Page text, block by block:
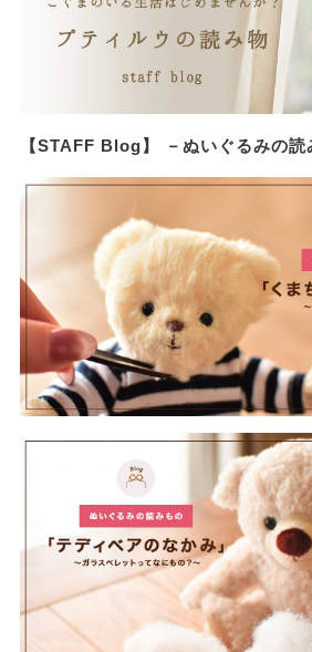
【STAFF Blog】 －ぬいぐるみの読